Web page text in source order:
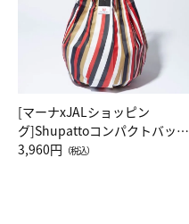
[マーナxJALショッピン
グ]Shupattoコンパクトバッグ
Drop JAL客室乗務員（LC）ス
3,960円 （税込）